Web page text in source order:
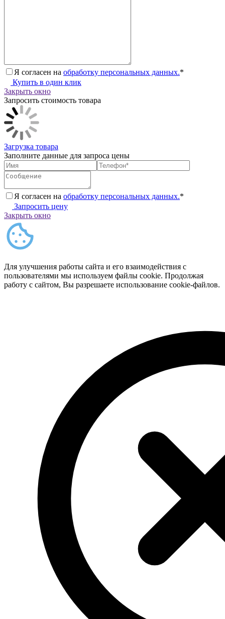
Я согласен на обработку персональных данных.*
Купить в один клик
Закрыть окно
Запросить стоимость товара
Загрузка товара
Заполните данные для запроса цены
Я согласен на обработку персональных данных.*
Запросить цену
Закрыть окно
Для улучшения работы сайта и его взаимодействия с
пользователями мы используем файлы cookie. Продолжая
работу с сайтом, Вы разрешаете использование cookie-файлов.